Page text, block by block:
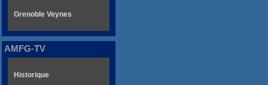
Grenoble Veynes
AMFG-TV
Historique